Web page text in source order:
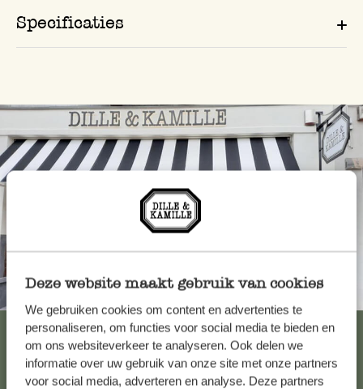
Deze website maakt gebruik van cookies
We gebruiken cookies om content en advertenties te
personaliseren, om functies voor social media te bieden en
om ons websiteverkeer te analyseren. Ook delen we
informatie over uw gebruik van onze site met onze partners
voor social media, adverteren en analyse. Deze partners
Specificaties
Altijd in de buurt
Bekijk alle 62 winkels